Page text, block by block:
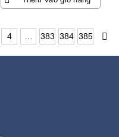
4 … 383 384 385